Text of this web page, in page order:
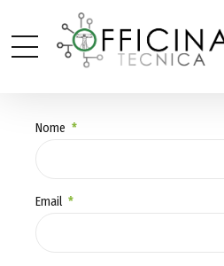
Nome
Email